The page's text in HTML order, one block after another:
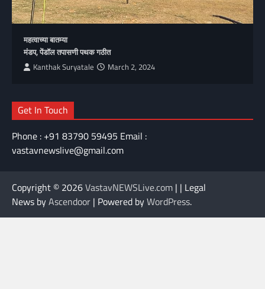
महत्वाच्या बातम्या
मंडप, पेंडॉल तपासणी पथक गठीत
Kanthak Suryatale March 2, 2024
Get In Touch
Phone : +91 83790 59495 Email :
vastavnewslive@gmail.com
Copyright © 2026VastavNEWSLive.com | | Legal
News byAscendoor | Powered byWordPress.